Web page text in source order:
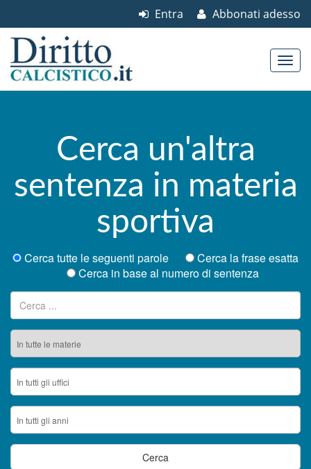
Abbonati adesso
Entra
Cerca un'altra
sentenza in materia
sportiva
Cerca tutte le seguenti parole
Cerca la frase esatta
Cerca in base al numero di sentenza
Ricerca per: